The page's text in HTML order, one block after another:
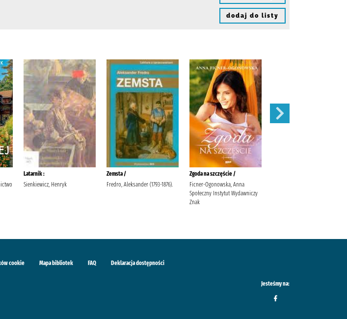
dodaj do listy
Latarnik :
Sienkiewicz, Henryk
Zemsta /
Fredro, Aleksander (1793-1876).
Zgoda na szczęście /
Ficner-Ogonowska, Anna
Społeczny Instytut Wydawniczy
Znak
cookie Mapa bibliotek FAQ Deklaracja dostępności
Jesteśmy na: